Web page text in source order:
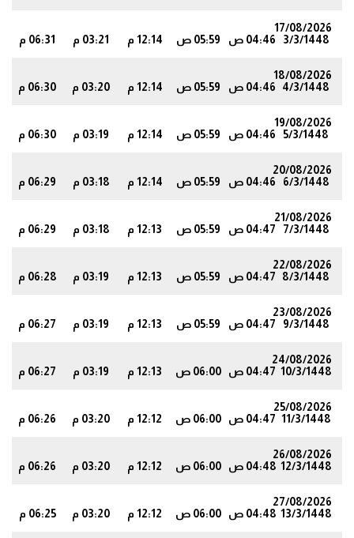
17/08/2026
3/3/1448
04:46 ص 05:59 ص 12:14 م 03:21 م 06:31 م
18/08/2026
4/3/1448
04:46 ص 05:59 ص 12:14 م 03:20 م 06:30 م
19/08/2026
5/3/1448
04:46 ص 05:59 ص 12:14 م 03:19 م 06:30 م
20/08/2026
6/3/1448
04:46 ص 05:59 ص 12:14 م 03:18 م 06:29 م
21/08/2026
7/3/1448
04:47 ص 05:59 ص 12:13 م 03:18 م 06:29 م
22/08/2026
8/3/1448
04:47 ص 05:59 ص 12:13 م 03:19 م 06:28 م
23/08/2026
9/3/1448
04:47 ص 05:59 ص 12:13 م 03:19 م 06:27 م
24/08/2026
10/3/1448 04:47 ص 06:00 ص 12:13 م 03:19 م 06:27 م
25/08/2026
11/3/1448 04:47 ص 06:00 ص 12:12 م 03:20 م 06:26 م
26/08/2026
12/3/1448 04:48 ص 06:00 ص 12:12 م 03:20 م 06:26 م
27/08/2026
13/3/1448 04:48 ص 06:00 ص 12:12 م 03:20 م 06:25 م